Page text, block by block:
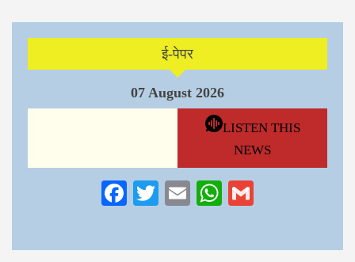
ई-पेपर
07 August 2026
LISTEN THIS
NEWS
Facebook
TwitterEmailWhatsApp